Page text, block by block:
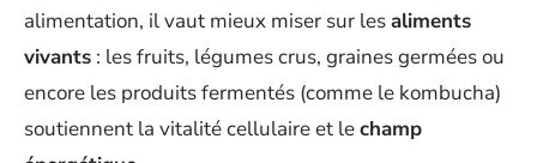
alimentation, il vaut mieux miser sur lesaliments
vivants : les fruits, légumes crus, graines germées ou
encore les produits fermentés (comme le kombucha)
soutiennent la vitalité cellulaire et lechamp